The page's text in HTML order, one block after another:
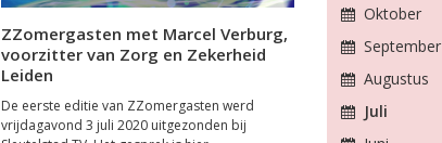
ZZomergasten met Marcel Verburg,
voorzitter van Zorg en Zekerheid
Leiden
De eerste editie van ZZomergasten werd
vrijdagavond 3 juli 2020 uitgezonden bij
Oktober
September
Augustus
Juli